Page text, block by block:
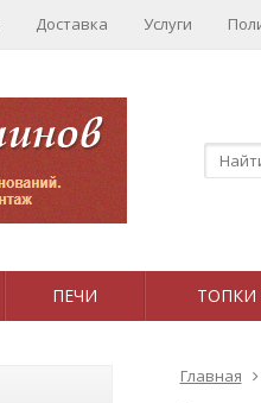
Доставка Услуги
ПЕЧИ ТОПКИ
Главная